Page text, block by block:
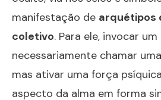
manifestação de arquétipos
coletivo. Para ele, invocar
necessariamente chamar
mas ativar uma força
aspecto da alma em forma